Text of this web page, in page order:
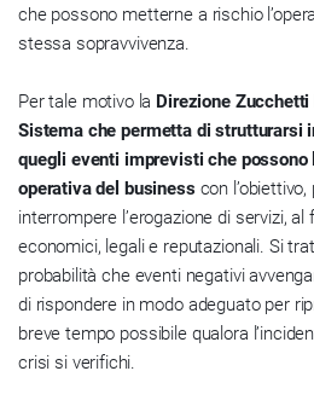
che possono metterne a rischio
stessa sopravvivenza.
Per tale motivo la Direzione
Sistema che permetta di strutturarsi
quegli eventi imprevisti che possono
operativa del businesscon
interrompere l’erogazione di servizi,
economici, legali e reputazionali. Si
probabilità che eventi negativi
di rispondere in modo adeguato per
breve tempo possibile qualora
crisi si verifichi.